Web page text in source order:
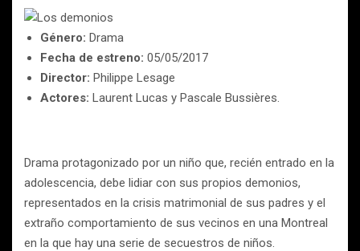
Género: Drama
Fecha de estreno: 05/05/2017
Director: Philippe Lesage
Actores: Laurent Lucas y Pascale Bussières.
Drama protagonizado por un niño que, recién entrado en la
adolescencia, debe lidiar con sus propios demonios,
representados en la crisis matrimonial de sus padres y el
extraño comportamiento de sus vecinos en una Montreal
en la que hay una serie de secuestros de niños.